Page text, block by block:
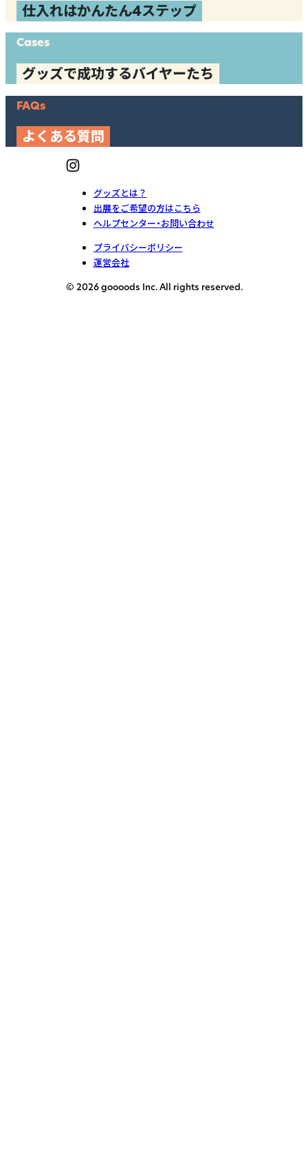
仕入れはかんたん4ステップ
Cases
グッズで成功するバイヤーたち
FAQs
よくある質問
グッズとは？
出展をご希望の方はこちら
ヘルプセンター・お問い合わせ
プライバシーポリシー
運営会社
© 2026 goooods Inc. All rights reserved.